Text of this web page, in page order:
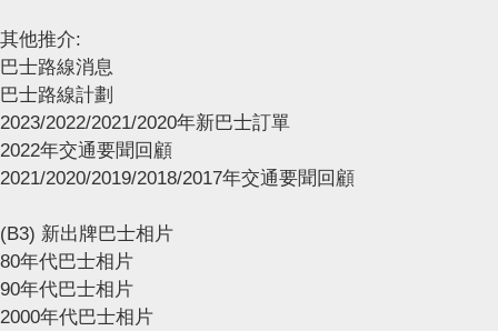
其他推介:
巴士路線消息
巴士路線計劃
2023/2022/2021/2020年新巴士訂單
2022年交通要聞回顧
2021/2020/2019/2018/2017年交通要聞回顧
(B3) 新出牌巴士相片
80年代巴士相片
90年代巴士相片
2000年代巴士相片